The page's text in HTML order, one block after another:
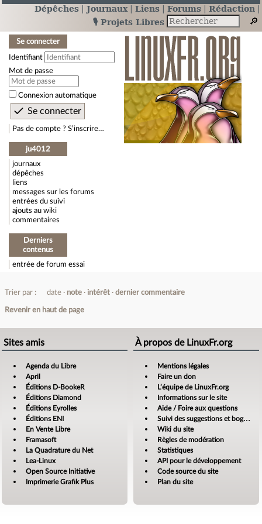
Dépêches Journaux Liens Forums
Rédaction
🎙️ Projets Libres
Se connecter
Identifiant
Mot de passe
Connexion automatique
Pas de compte ? S’inscrire…
ju4012
journaux
dépêches
liens
messages sur les forums
entrées du suivi
ajouts au wiki
commentaires
Derniers
contenus
entrée de forum essai
Trier par : date note intérêt dernier commentaire
Revenir en haut de page
Sites amis
Agenda du Libre
April
Éditions D-BookeR
Éditions Diamond
Éditions Eyrolles
Éditions ENI
En Vente Libre
Framasoft
La Quadrature du Net
Lea-Linux
Open Source Initiative
Imprimerie Grafik Plus
À propos de LinuxFr.org
Mentions légales
Faire un don
L’équipe de LinuxFr.org
Informations sur le site
Aide / Foire aux questions
Suivi des suggestions et bogues
Wiki du site
Règles de modération
Statistiques
API pour le développement
Code source du site
Plan du site